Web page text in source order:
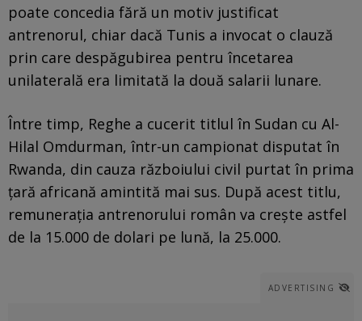
poate concedia fără un motiv justificat
antrenorul, chiar dacă Tunis a invocat o clauză
prin care despăgubirea pentru încetarea
unilaterală era limitată la două salarii lunare.
Între timp, Reghe a cucerit titlul în Sudan cu Al-
Hilal Omdurman, într-un campionat disputat în
Rwanda, din cauza războiului civil purtat în prima
țară africană amintită mai sus. După acest titlu,
remunerația antrenorului român va crește astfel
de la 15.000 de dolari pe lună, la 25.000.
ADVERTISING